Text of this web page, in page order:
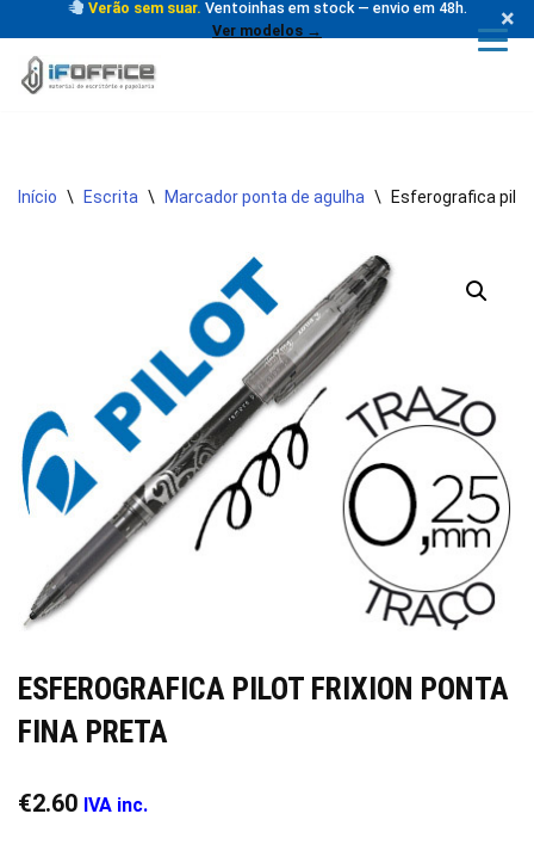
Verão sem suar. Ventoinhas em stock — envio em 48h.
Ver modelos →
×
conteúdo
Início \ Escrita \ Marcador ponta de agulha \ Esferografica
ESFEROGRAFICA PILOT FRIXION PONTA
FINA PRETA
€2.60 IVA inc.